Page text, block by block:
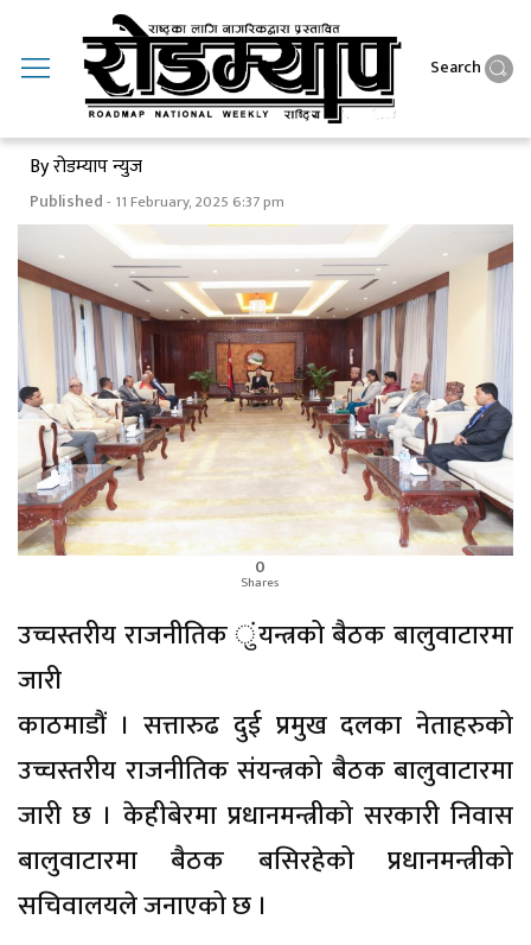
Search
By रोडम्याप न्युज
Published- 11 February, 2025 6:37 pm
0
Shares
उच्चस्तरीय राजनीतिक ुंयन्त्रको बैठक बालुवाटारमा
जारी
काठमाडौं । सत्तारुढ दुई प्रमुख दलका नेताहरुको
उच्चस्तरीय राजनीतिक संयन्त्रको बैठक बालुवाटारमा
जारी छ । केहीबेरमा प्रधानमन्त्रीको सरकारी निवास
बालुवाटारमा बैठक बसिरहेको प्रधानमन्त्रीको
सचिवालयले जनाएको छ ।